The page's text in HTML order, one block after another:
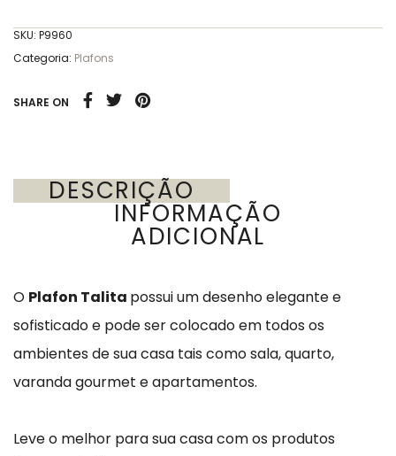
SKU: P9960
Categoria: Plafons
SHARE ON
DESCRIÇÃO
INFORMAÇÃO
ADICIONAL
O Plafon Talita possui um desenho elegante e
sofisticado e pode ser colocado em todos os
ambientes de sua casa tais como sala, quarto,
varanda gourmet e apartamentos.
Leve o melhor para sua casa com os produtos